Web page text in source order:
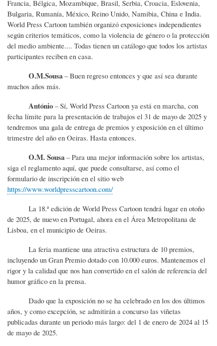
Francia, Bélgica, Mozambique, Brasil, Serbia, Croacia, Eslovenia,
Bulgaria, Rumanía, México, Reino Unido, Namibia, China e India.
World Press Cartoon también organizó exposiciones independientes
según criterios temáticos, como la violencia de género o la protección
del medio ambiente.... Todas tienen un catálogo que todos los artistas
participantes reciben en casa.
O.M.Sousa – Buen regreso entonces y que así sea durante
muchos años más.
António – Sí, World Press Cartoon ya está en marcha, con
fecha límite para la presentación de trabajos el 31 de mayo de 2025 y
tendremos una gala de entrega de premios y exposición en el último
trimestre del año en Oeiras. Hasta entonces.
O.M. Sousa – Para una mejor información sobre los artistas,
siga el reglamento aquí, que puede consultarse, así como el
formulario de inscripción en el sitio web
https://www.worldpresscartoon.com/
La 18.ª edición de World Press Cartoon tendrá lugar en otoño
de 2025, de nuevo en Portugal, ahora en el Área Metropolitana de
Lisboa, en el municipio de Oeiras.
La feria mantiene una atractiva estructura de 10 premios,
incluyendo un Gran Premio dotado con 10.000 euros. Mantenemos el
rigor y la calidad que nos han convertido en el salón de referencia del
humor gráfico en la prensa.
Dado que la exposición no se ha celebrado en los dos últimos
años, y como excepción, se admitirán a concurso las viñetas
publicadas durante un periodo más largo: del 1 de enero de 2024 al 15
de mayo de 2025.